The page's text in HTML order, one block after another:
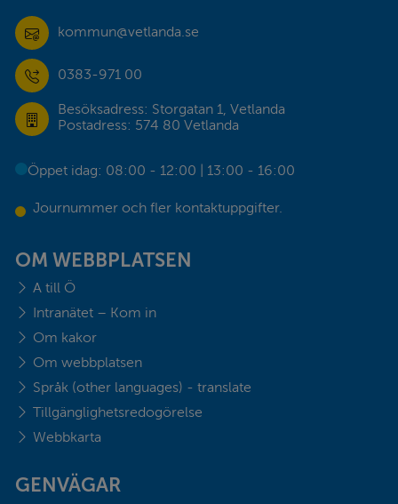
kommun@vetlanda.se
0383-971 00
Besöksadress: Storgatan 1, Vetlanda
Postadress: 574 80 Vetlanda
Öppet idag: 08:00 - 12:00 | 13:00 - 16:00
Journummer och fler kontaktuppgifter.
OM WEBBPLATSEN
A till Ö
Intranätet – Kom in
Om kakor
Om webbplatsen
Språk (other languages) - translate
Tillgänglighetsredogörelse
Webbkarta
GENVÄGAR